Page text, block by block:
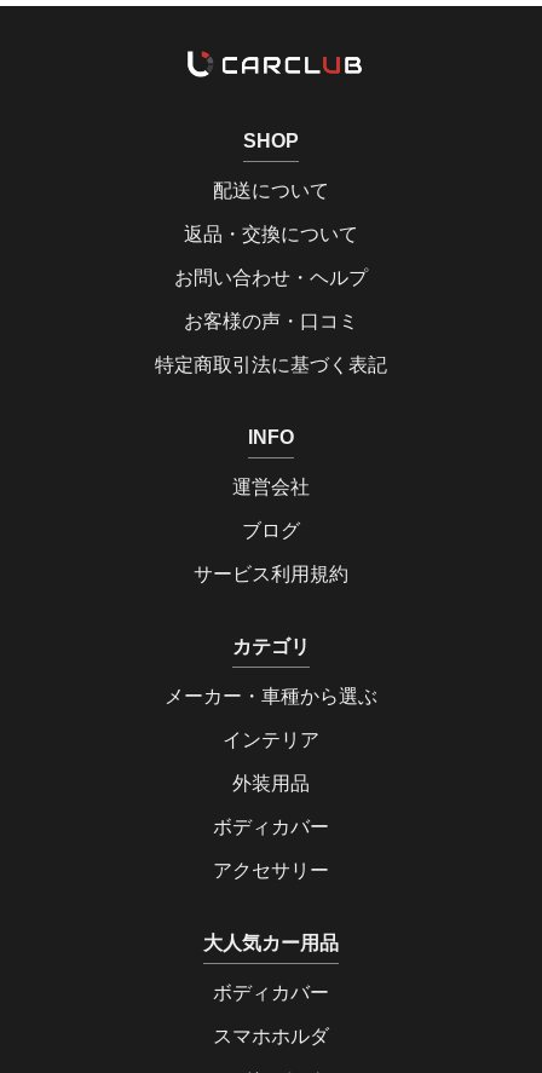
SHOP
配送について
返品・交換について
お問い合わせ・ヘルプ
お客様の声・口コミ
特定商取引法に基づく表記
INFO
運営会社
ブログ
サービス利用規約
カテゴリ
メーカー・車種から選ぶ
インテリア
外装用品
ボディカバー
アクセサリー
大人気カー用品
ボディカバー
スマホホルダ